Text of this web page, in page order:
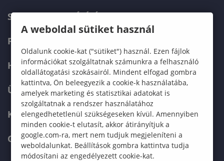
SZERVEZETI FELÉPÍTÉS
FELVÉTELIZŐKNEK
HALLGATÓKNAK
ÜZLETI PARTNEREKNEK
KARRIER
GREEN UNIVERSITY
A weboldal sütiket használ
Oldalunk cookie-kat ("sütiket") használ. Ezen fájlok
információkat szolgáltatnak számunkra a felhasználó
oldallátogatási szokásairól. Mindent elfogad gombra
kattintva, Ön beleegyezik a cookie-k használatába,
amelyek marketing és statisztikai adatokat is
szolgáltatnak a rendszer használatához
elengedhetetlenül szükségeseken kívül. Amennyiben
minden cookie-t elutasít, akkor átirányítjuk a
google.com-ra, mert nem tudjuk megjeleníteni a
weboldalunkat. Beállítások gombra kattintva tudja
módosítani az engedélyezett cookie-kat.